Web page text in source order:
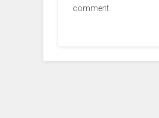
comment.